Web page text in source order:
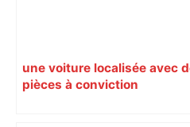
une voiture localisée avec
pièces à conviction